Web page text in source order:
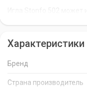
Игла Stonfo 502 может
иглы или протяжки,
конструкция
Удобство и
Характеристики
Бренд
Страна производитель